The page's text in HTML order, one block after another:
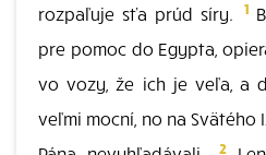
rozpaľuje sťa prúd síry. 1
pre pomoc do Egypta,
vo vozy, že ich je veľa, a
veľmi mocní, no na
2